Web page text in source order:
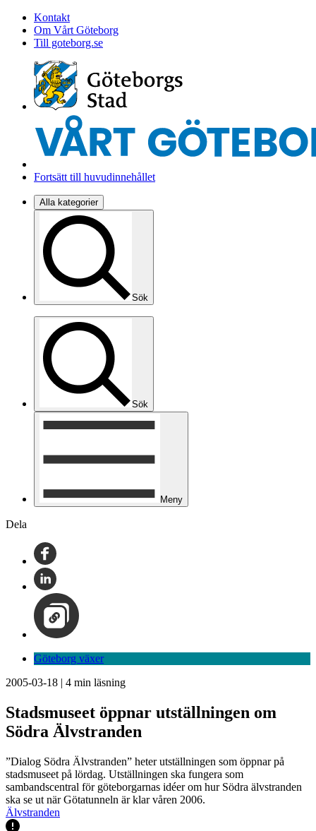
Kontakt
Om Vårt Göteborg
Till goteborg.se
Fortsätt till huvudinnehållet
Alla kategorier
Sök
Sök
Meny
Dela
Göteborg växer
2005-03-18 | 4 min läsning
Stadsmuseet öppnar utställningen om
Södra Älvstranden
”Dialog Södra Älvstranden” heter utställningen som öppnar på
stadsmuseet på lördag. Utställningen ska fungera som
sambandscentral för göteborgarnas idéer om hur Södra älvstranden
ska se ut när Götatunneln är klar våren 2006.
Älvstranden